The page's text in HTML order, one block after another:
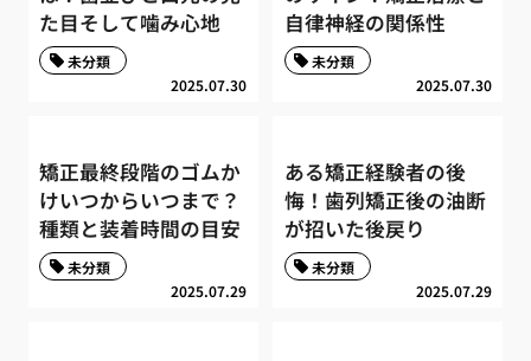
た目そして噛み心地
2025.07.30
未分類
自律神経の関係性
2025.07.30
未分類
矯正最終段階のゴムか
けいつからいつまで？
種類と装着時間の目安
2025.07.29
未分類
ある矯正経験者の後
悔！歯列矯正後の油断
が招いた後戻り
2025.07.29
未分類